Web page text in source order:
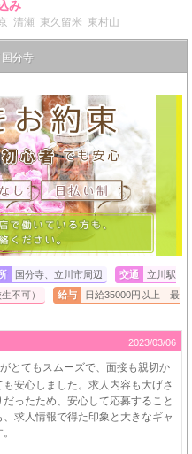
み
清瀬 東久留米 東村山
国分寺
国分寺、立川市周辺 交通
立川駅
不可） 給与
日給35000円以上 最
2023/03/06
とてもスムーズで、面接も親切か
安心しました。求人内容も大げさ
ったため、安心して応募すること
求人情報で得た印象と大きなギャ